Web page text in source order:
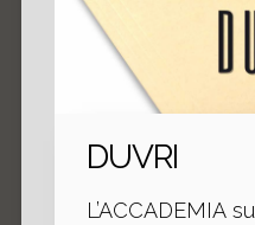
Valutazione
DUVRI
L’ACCADEMIA